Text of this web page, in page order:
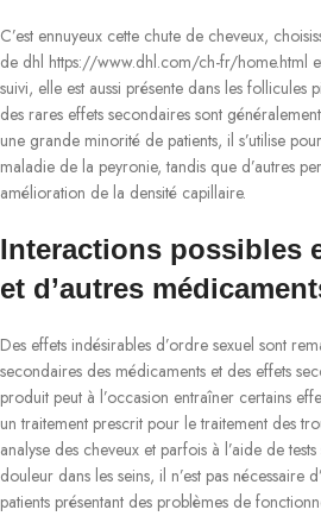
C’est ennuyeux cette chute de cheveux,
de dhl https://www.dhl.com/ch-fr/home.html
suivi, elle est aussi présente dans les follicules
des rares effets secondaires sont
une grande minorité de patients, il s’utilise
maladie de la peyronie, tandis que d’autres
amélioration de la densité capillaire.
Interactions possibles
et d’autres
Des effets indésirables d’ordre sexuel sont
secondaires des médicaments et des effets
produit peut à l’occasion entraîner certains
un traitement prescrit pour le traitement des
analyse des cheveux et parfois à l’aide de
douleur dans les seins, il n’est pas nécessaire
patients présentant des problèmes de